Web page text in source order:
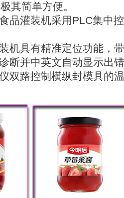
其简单方便。
灌装机采用PLC集中控
具有精准定位功能，带
并中英文自动显示出
路控制横纵封模具的温